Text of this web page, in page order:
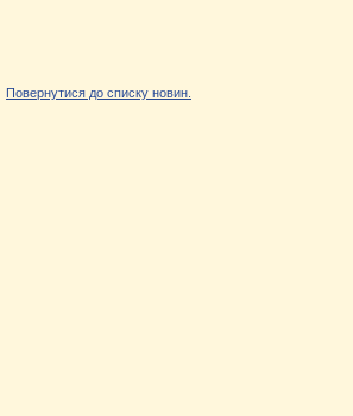
Повернутися до списку новин.